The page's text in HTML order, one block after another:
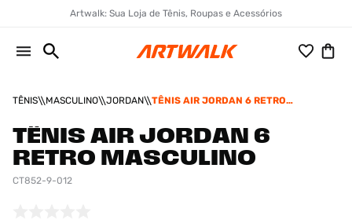
Artwalk: Sua Loja de Tênis, Roupas e Acessórios
TÊNIS MASCULINO JORDAN
TÊNIS AIR JORDAN 6 RETRO
TÊNIS AIR JORDAN 6
RETRO MASCULINO
CT852-9-012